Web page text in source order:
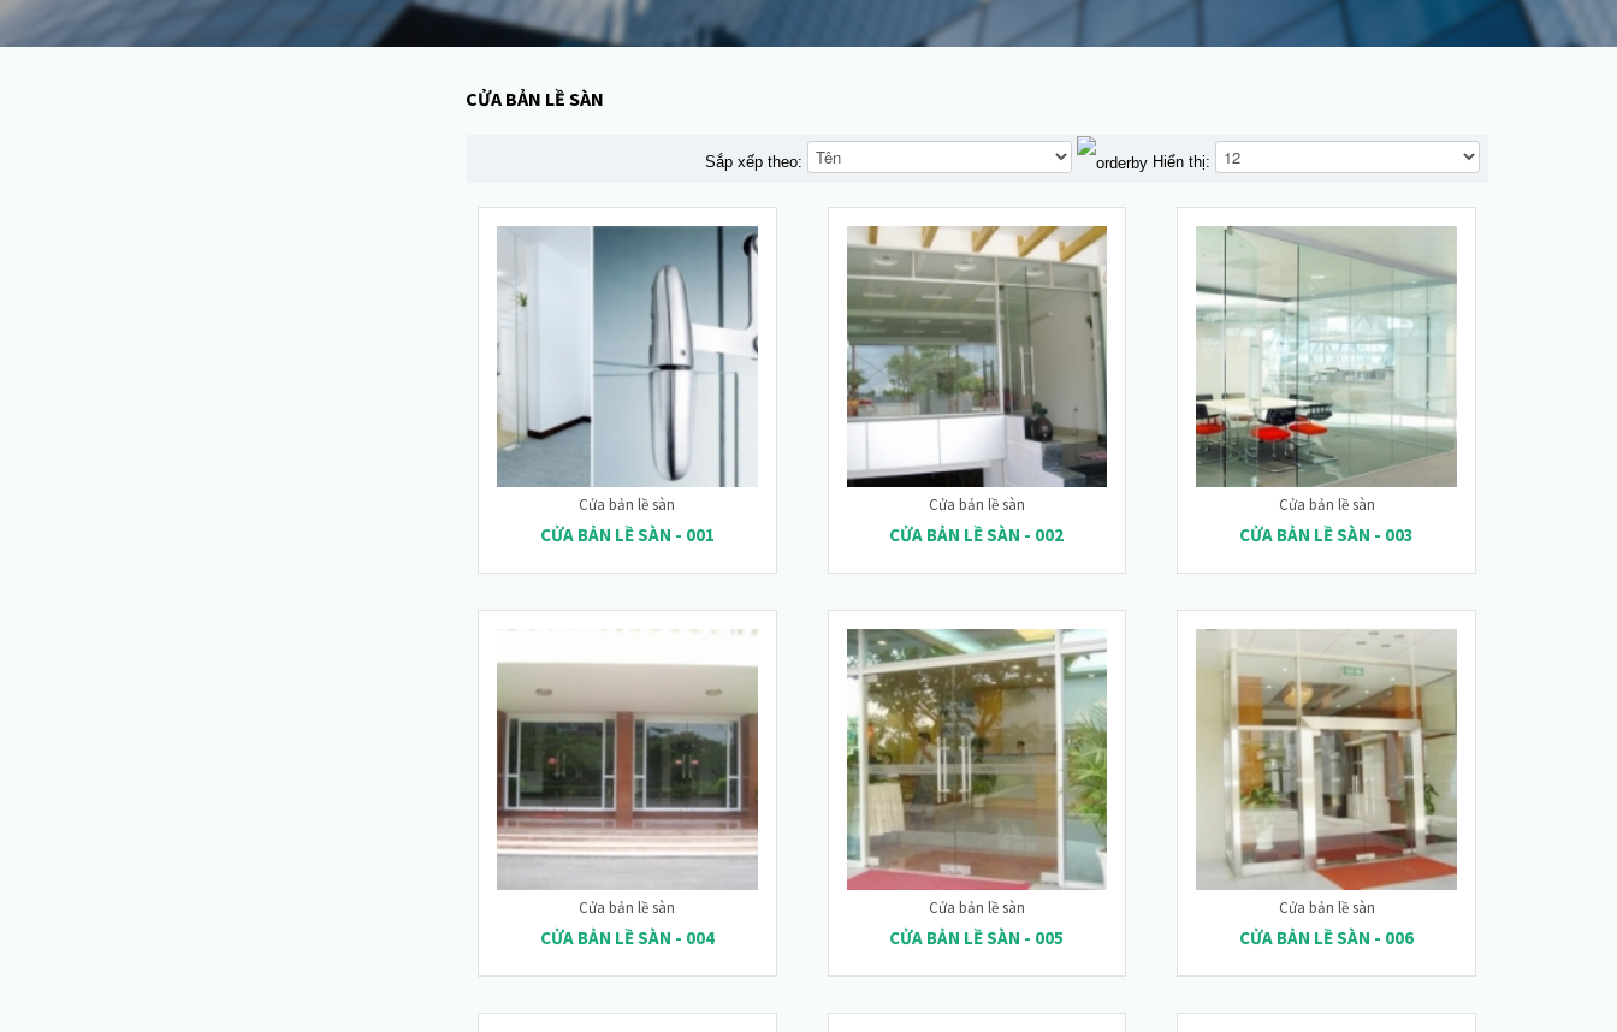
CỬA BẢN LỀ SÀN
Sắp xếp theo: Hiển thị:
Cửa bản lề sàn
CỬA BẢN LỀ SÀN - 001
Cửa bản lề sàn
CỬA BẢN LỀ SÀN - 002
Cửa bản lề sàn
CỬA BẢN LỀ SÀN - 003
Cửa bản lề sàn
CỬA BẢN LỀ SÀN - 004
Cửa bản lề sàn
CỬA BẢN LỀ SÀN - 005
Cửa bản lề sàn
CỬA BẢN LỀ SÀN - 006